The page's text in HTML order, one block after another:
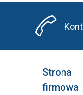
Strona
firmowa